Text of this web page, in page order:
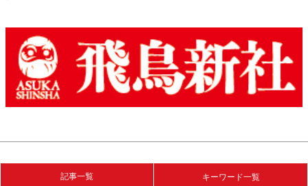
記事一覧 キーワード一覧